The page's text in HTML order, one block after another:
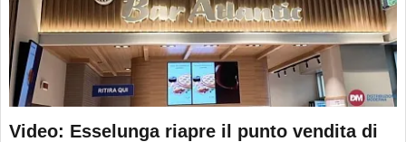
Video: Esselunga riapre il punto vendita di